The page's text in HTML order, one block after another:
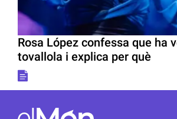
Rosa López confessa que ha
tovallola i explica per què